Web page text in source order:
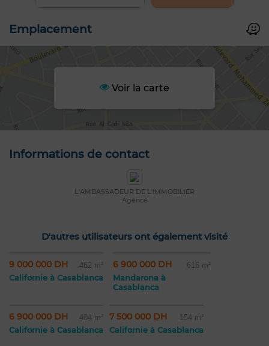
Emplacement
Voir la carte
Informations de contact
L'AMBASSADEUR DE L'IMMOBILIER
Agence
D'autres utilisateurs ont également visité
9 000 000 DH 462 m²
Californie à Casablanca
6 900 000 DH 616 m²
Mandarona à
Casablanca
6 900 000 DH 404 m²
Californie à Casablanca
7 500 000 DH 154 m²
Californie à Casablanca